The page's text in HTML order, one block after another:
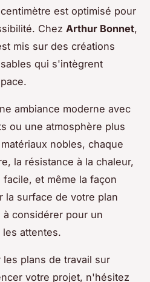
est optimisé pour
Chez Arthur Bonnet,
mis sur des créations
qui s'intègrent
ambiance moderne avec
ou une atmosphère plus
nobles, chaque
la résistance à la chaleur,
et même la façon
la surface de votre plan
considérer pour un
attentes.
les plans de travail sur
votre projet, n'hésitez